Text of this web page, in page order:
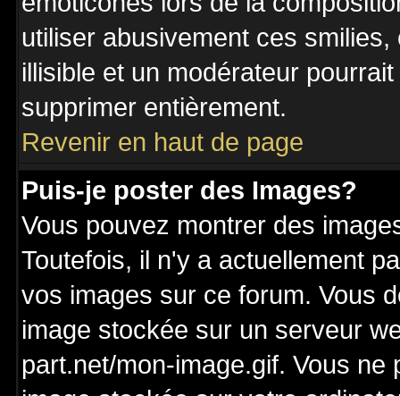
utiliser abusivement ces
illisible et un modérateur
supprimer entièrement.
Revenir en haut de page
Puis-je poster des Images?
Vous pouvez montrer des
Toutefois, il n'y a actuellement
vos images sur ce forum. Vous
image stockée sur un serveur
part.net/mon-image.gif. Vous